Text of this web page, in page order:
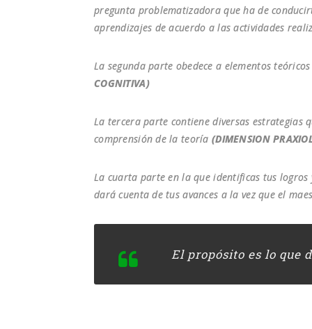
pregunta problematizadora que ha de
aprendizajes de acuerdo a las actividades
La segunda parte obedece a elementos
COGNITIVA)
La tercera parte contiene diversas estrategias
comprensión de la teoría (DIMENSION
La cuarta parte en la que identificas tus
dará cuenta de tus avances a la vez que el
El propósito es lo que